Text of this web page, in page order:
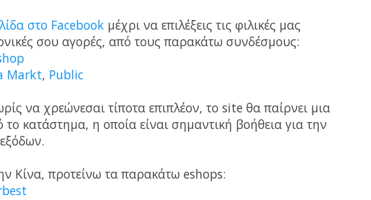
στο Facebook μέχρι να επιλέξεις τις φιλικές μας
σου αγορές, από τους παρακάτω συνδέσμους:
Markt, Public
να χρεώνεσαι τίποτα επιπλέον, το site θα παίρνει μια
κατάστημα, η οποία είναι σημαντική βοήθεια για την
Κίνα, προτείνω τα παρακάτω eshops: